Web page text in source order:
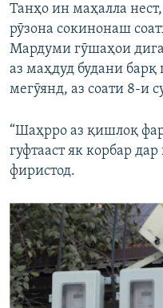
Танҳо ин маҳалла
рӯзона сокинонаш
Мардуми гӯшаҳои
аз маҳдуд будани
мегӯянд, аз соати 8-и
“Шаҳрро аз қишлоқ
гуфтааст як корбар
фиристод.